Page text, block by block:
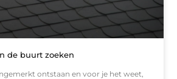
de buurt zoeken
ontstaan en voor je het weet,